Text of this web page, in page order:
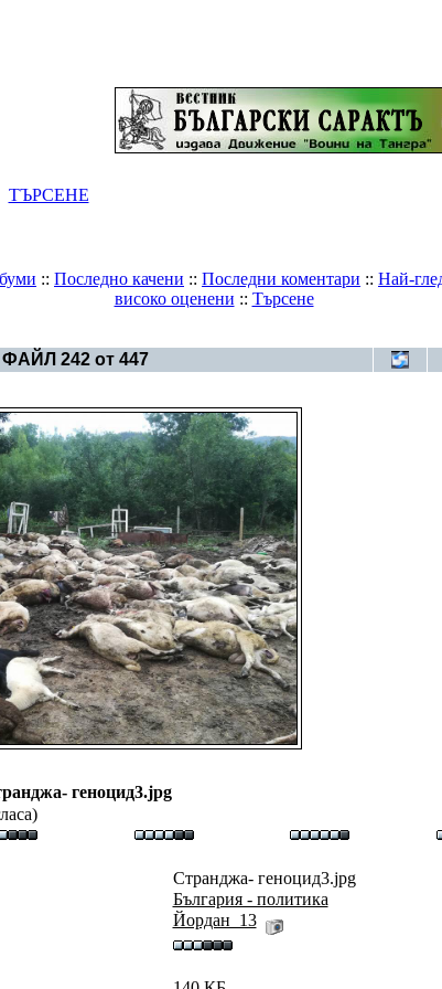
ТЪРСЕНЕ
:: Последно качени :: Последни коментари :: Най-
високо оценени :: Търсене
ФАЙЛ 242 от 447
геноцид3.jpg
Странджа- геноцид3.jpg
България - политика
Йордан_13